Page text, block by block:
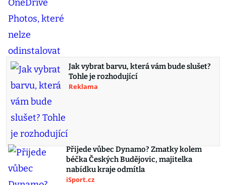
Jak vybrat barvu, která vám bude slušet?
Tohle je rozhodující
Reklama
Přijede vůbec Dynamo? Zmatky kolem
béčka Českých Budějovic, majitelka
nabídku kraje odmítla
iSport.cz